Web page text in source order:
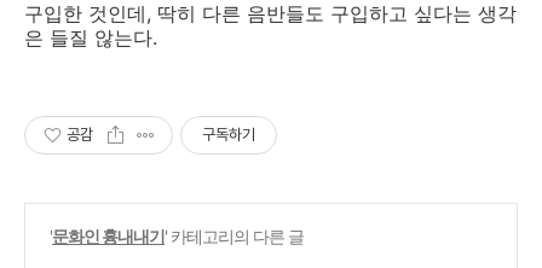
구입한 것인데, 딱히 다른 음반들도 구입하고 싶다는 생각
은 들질 않는다.
공감 구독하기
'문화인 흉내내기' 카테고리의 다른 글